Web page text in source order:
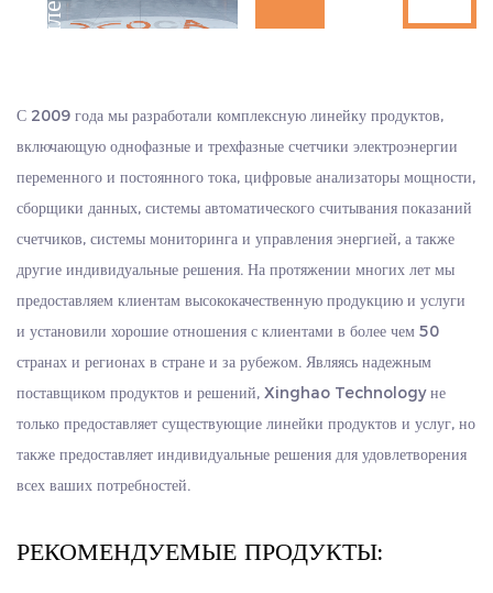
повышать экономические выгоды.
Жилые комплексы: для недавно построенных жилых
комплексов счетчик энергии DAC7300C обеспечивает
удобную функцию предоплаты, и пользователи могут
гибко перезаряжать энергию в соответствии со своими
потребностями, избегая споров по счетам, вызванных
Общественные объекты. В общественных учреждениях,
таких как школы и больницы, DAC7300C может помочь
менеджерам получать данные о энергопотреблении в
режиме реального времени, оптимизировать распределение
энергии, а также повышать безопасность и экономичность
настойчивость, командная работа и самопревосходство». Мы
Д
е
с
я
и
л
е
т
и
я
о
п
ы
т
С 2009 года мы разработали комплексную линейку продуктов,
включающую однофазные и трехфазные счетчики электроэнергии
переменного и постоянного тока, цифровые анализаторы мощности,
сборщики данных, системы автоматического считывания показаний
счетчиков, системы мониторинга и управления энергией, а также
другие индивидуальные решения. На протяжении многих лет мы
предоставляем клиентам высококачественную продукцию и услуги
и установили хорошие отношения с клиентами в более чем 50
странах и регионах в стране и за рубежом. Являясь надежным
поставщиком продуктов и решений, Xinghao Technology не
только предоставляет существующие линейки продуктов и услуг, но
также предоставляет индивидуальные решения для удовлетворения
всех ваших потребностей.
РЕКОМЕНДУЕМЫЕ ПРОДУКТЫ: